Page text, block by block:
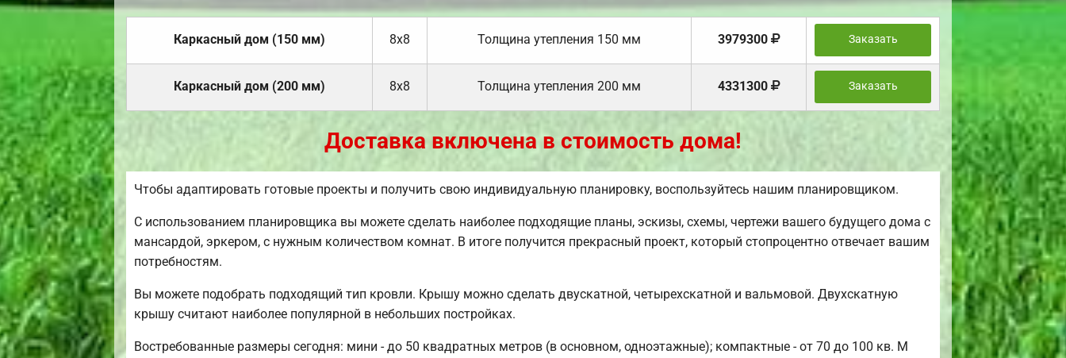
Каркасный дом (150 мм) 8х8 Толщина утепления 150 мм 3979300 Заказать
Каркасный дом (200 мм) 8х8 Толщина утепления 200 мм 4331300 Заказать
Доставка включена в стоимость дома!
Чтобы адаптировать готовые проекты и получить свою индивидуальную планировку, воспользуйтесь нашим планировщиком.
С использованием планировщика вы можете сделать наиболее подходящие планы, эскизы, схемы, чертежи вашего будущего дома с
мансардой, эркером, с нужным количеством комнат. В итоге получится прекрасный проект, который стопроцентно отвечает вашим
потребностям.
Вы можете подобрать подходящий тип кровли. Крышу можно сделать двускатной, четырехскатной и вальмовой. Двухскатную
крышу считают наиболее популярной в небольших постройках.
Востребованные размеры сегодня: мини - до 50 квадратных метров (в основном, одноэтажные); компактные - от 70 до 100 кв. М